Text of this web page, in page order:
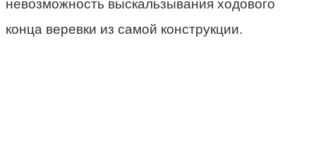
невозможность выскальзывания ходового
конца веревки из самой конструкции.